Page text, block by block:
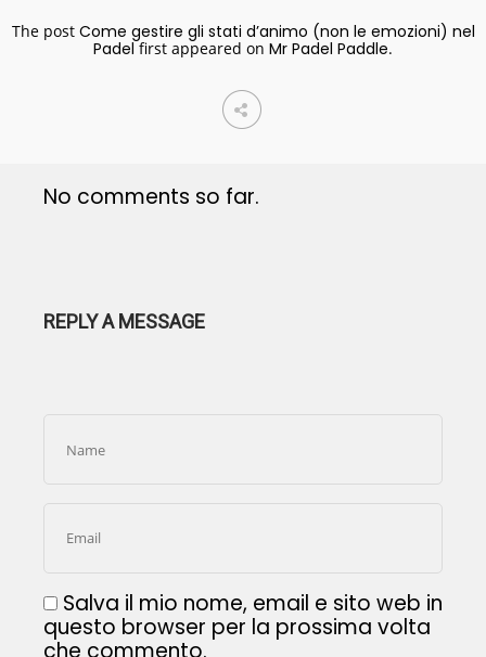
The post Come gestire gli stati d’animo (non le emozioni) nel
Padelfirst appeared on Mr Padel Paddle.
No comments so far.
REPLY A MESSAGE
Salva il mio nome, email e sito web in
questo browser per la prossima volta
che commento.